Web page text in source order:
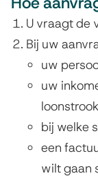
n U vraagt de
Bij uw
uw
uw
bij welke
een
wilt gaan